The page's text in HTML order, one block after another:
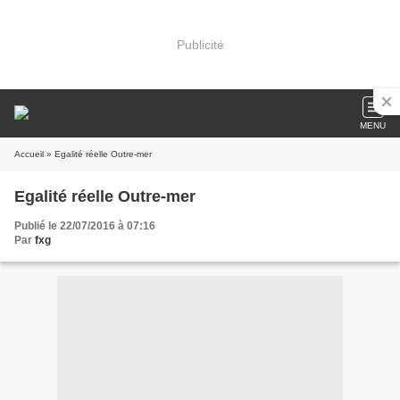
Publicité
MENU
Accueil » Egalité réelle Outre-mer
Egalité réelle Outre-mer
Publié le 22/07/2016 à 07:16
Par fxg